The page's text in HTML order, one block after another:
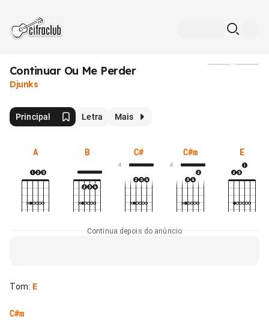
Continuar Ou Me Perder
Djunks
Principal Letra Mais
A B C#
4
C#m
4
E
Continua depois do anúncio
Tom: E
C#m